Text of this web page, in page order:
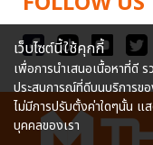
เว็บไซต์นี้ใช้คุกกี้
เพื่อการนำเสนอเนื้อหาที่ดี
ประสบการณ์ที่ดีบนบริการขอ
ไม่มีการปรับตั้งค่าใดๆนั้น แ
บุคคลของเรา